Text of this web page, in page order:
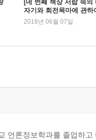
의 이름, 폐지 압축 노동자
기를 필요로 할까?
분류법에 관하여
번 더 읽을까?
[네 번째 책상 서랍 속의
자기와 회전목마에 관하
세계를 담은 한 권의 책
2018년 06월 07일
언론정보학과를 졸업하